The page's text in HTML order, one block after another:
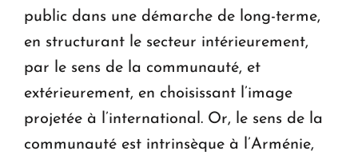
public dans une démarche de long-terme,
en structurant le secteur intérieurement,
par le sens de la communauté, et
extérieurement, en choisissant l’image
projetée à l’international. Or, le sens de la
communauté est intrinsèque à l’Arménie,